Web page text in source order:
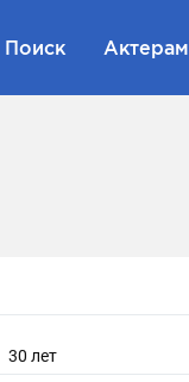
Поиск Актерам
30 лет